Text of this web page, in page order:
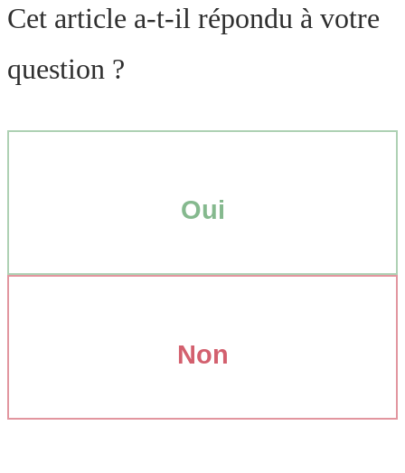
Cet article a-t-il répondu à votre
question ?
Oui
Non